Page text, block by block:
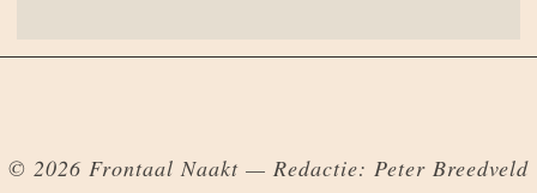
© 2026 Frontaal Naakt — Redactie: Peter Breedveld